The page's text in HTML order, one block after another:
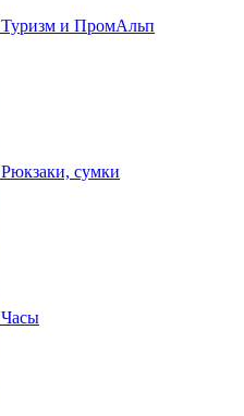
Туризм и ПромАльп
Рюкзаки, сумки
Часы